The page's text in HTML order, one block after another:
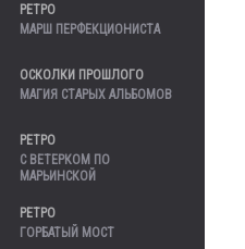
РЕТРО
МАРШ ПЕРФЕКЦИОНИСТА
ОСКОЛКИ ПРОШЛОГО
МАГИЯ СТАРЫХ АЛЬБОМОВ
РЕТРО
С ВЕТЕРКОМ ПО
МАРЬИНСКОЙ
РЕТРО
ГОРБАТЫЙ МОСТ